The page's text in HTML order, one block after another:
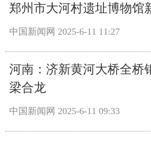
郑州市大河村遗址博物馆
中国新闻网 2025-6-11 11:27
河南：济新黄河大桥全桥
梁合龙
中国新闻网 2025-6-11 09:33